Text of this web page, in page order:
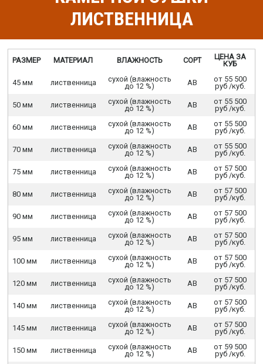
ЛИСТВЕННИЦА
РАЗМЕР МАТЕРИАЛ ВЛАЖНОСТЬ СОРТ
ЦЕНА ЗА
КУБ
45 мм лиственница
сухой (влажность
до 12 %)
АВ
от 55 500
руб /куб.
50 мм лиственница
сухой (влажность
до 12 %)
АВ
от 55 500
руб /куб.
60 мм лиственница
сухой (влажность
до 12 %)
АВ
от 55 500
руб /куб.
70 мм лиственница
сухой (влажность
до 12 %)
АВ
от 55 500
руб /куб.
75 мм лиственница
сухой (влажность
до 12 %)
АВ
от 57 500
руб /куб.
80 мм лиственница
сухой (влажность
до 12 %)
АВ
от 57 500
руб /куб.
90 мм лиственница
сухой (влажность
до 12 %)
АВ
от 57 500
руб /куб.
95 мм лиственница
сухой (влажность
до 12 %)
АВ
от 57 500
руб /куб.
100 мм лиственница
сухой (влажность
до 12 %)
АВ
от 57 500
руб /куб.
120 мм лиственница
сухой (влажность
до 12 %)
АВ
от 57 500
руб /куб.
140 мм лиственница
сухой (влажность
до 12 %)
АВ
от 57 500
руб /куб.
145 мм лиственница
сухой (влажность
до 12 %)
АВ
от 57 500
руб /куб.
150 мм лиственница
сухой (влажность
до 12 %)
АВ
от 59 500
руб /куб.